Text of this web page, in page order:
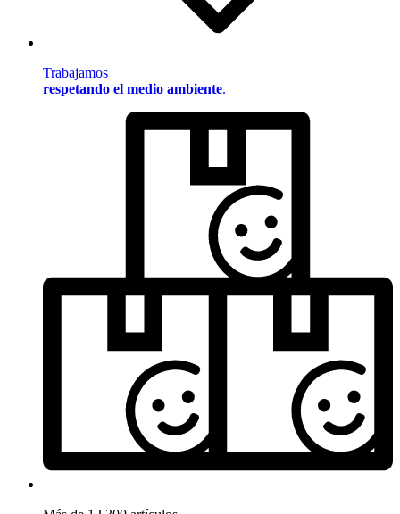
Trabajamos
respetando el medio ambiente.